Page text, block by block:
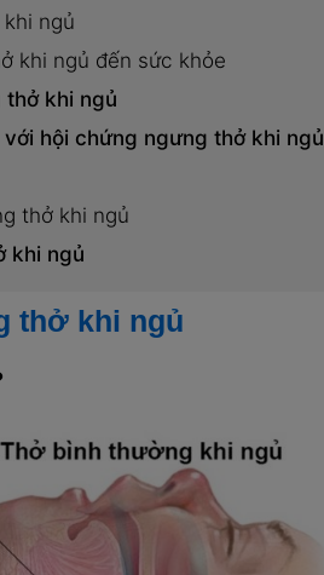
ngủ
khi ngủ đến sức khỏe
khi ngủ
hội chứng ngưng thở khi ngủ
thở khi ngủ
khi ngủ
thở khi ngủ